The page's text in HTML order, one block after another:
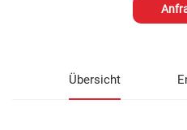
Übersicht